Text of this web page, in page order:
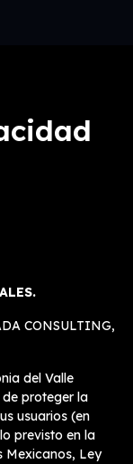
CONSULTING,
del Valle
de proteger la
usuarios (en
previsto en la
Mexicanos, Ley